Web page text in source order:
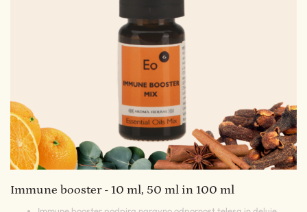
Immune booster - 10 ml, 50 ml in 100 ml